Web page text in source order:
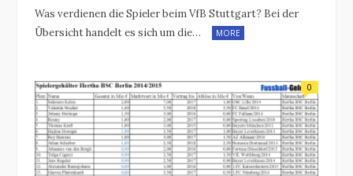
Was verdienen die Spieler beim VfB Stuttgart? Bei der
Übersicht handelt es sich um die…
MORE
0